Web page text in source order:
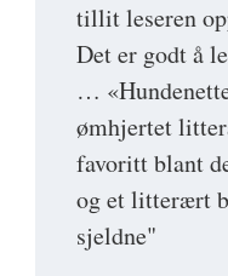
tillit leseren
Det er godt å
…
ømhjertet
favoritt blant
og et litterært
sjeldne"